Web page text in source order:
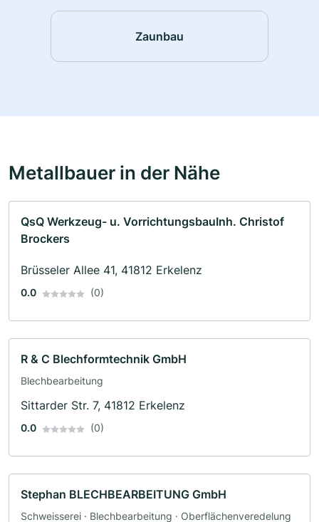
Zaunbau
Metallbauer in der Nähe
QsQ Werkzeug- u. VorrichtungsbauInh. Christof
Brockers
Brüsseler Allee 41, 41812 Erkelenz
0.0 (0)
R & C Blechformtechnik GmbH
Blechbearbeitung
Sittarder Str. 7, 41812 Erkelenz
0.0 (0)
Stephan BLECHBEARBEITUNG GmbH
Schweisserei · Blechbearbeitung · Oberflächenveredelung